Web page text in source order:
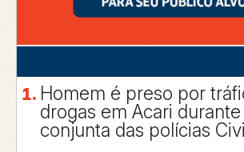
Homem é preso por
drogas em Acari
conjunta das polícias